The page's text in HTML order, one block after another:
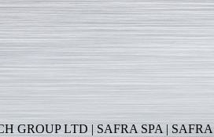
GROUP LTD | SAFRA SPA | SAFRA